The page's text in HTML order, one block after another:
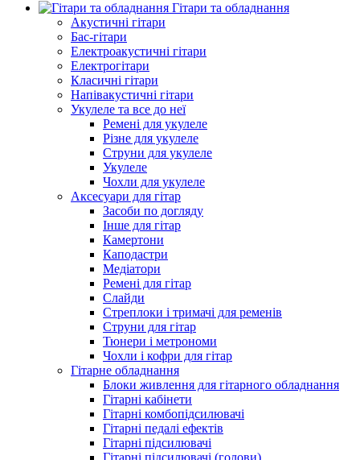
Гітари та обладнання
Акустичні гітари
Бас-гітари
Електроакустичні гітари
Електрогітари
Класичні гітари
Напівакустичні гітари
Укулеле та все до неї
Ремені для укулеле
Різне для укулеле
Струни для укулеле
Укулеле
Чохли для укулеле
Аксесуари для гітар
Засоби по догляду
Інше для гітар
Камертони
Каподастри
Медіатори
Ремені для гітар
Слайди
Стреплоки і тримачі для ременів
Струни для гітар
Тюнери і метрономи
Чохли і кофри для гітар
Гітарне обладнання
Блоки живлення для гітарного обладнання
Гітарні кабінети
Гітарні комбопідсилювачі
Гітарні педалі ефектів
Гітарні підсилювачі
Гітарні підсилювачі (голови)